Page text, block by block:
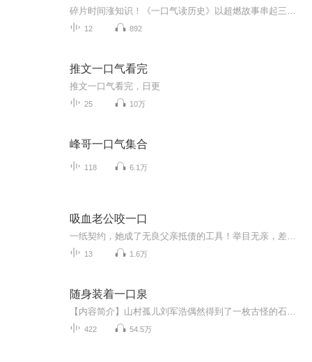
12 892
推文一口气看完
推文一口气看完，日更
25 10万
峰哥一口气集合
118 6.1万
吸血老公咬一口
13 1.6万
随身装着一口泉
422 54.5万